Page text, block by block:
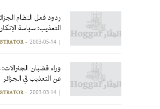
ردود فعل النظام
التعذيب: سياسة الإنكار
|
2003-05-14
وراء قضبان
عن التعذيب في الجزائر
|
2003-03-14